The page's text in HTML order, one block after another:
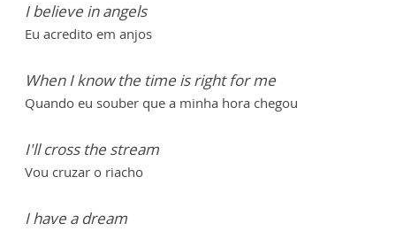
I believe in angels
Eu acredito em anjos
When I know the time is right for me
Quando eu souber que a minha hora chegou
I'll cross the stream
Vou cruzar o riacho
I have a dream